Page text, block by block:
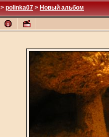
> polinka07 > Новый альбом